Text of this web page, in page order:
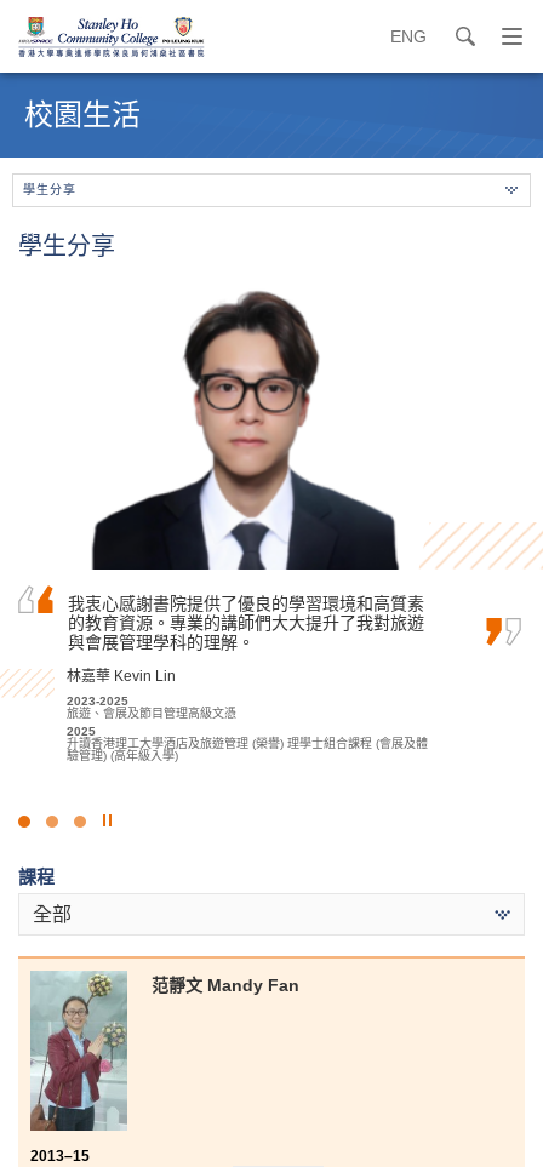
ENG search
打
開
始
校園生活
學生分享
學生分享
我衷心感謝書院提供了優良的學習環境和高質素
的教育資源。專業的講師們大大提升了我對旅遊
與會展管理學科的理解。
林嘉華 Kevin Lin
2023-2025
旅遊、會展及節目管理高級文憑
2025
升讀香港理工大學酒店及旅遊管理 (榮譽) 理學士組合課程 (會展及體
驗管理) (高年級入學)
在學期間，我修讀了雲端運算、程式設計和資料
庫相關的課程。透過實習，我有了親身學習的機
會，令我進步了很多。我甚至在實習中嘗試了運
謝德仁 Bryan Tse
2022-2024
應用智能科技高級文憑
2024
升讀香港大學工學學士 (計算機科學)
在書院兩年學習期間，我獲得了醫療及保健領域
的基礎知識。除了基礎課堂學習外，我們亦有許
多實踐機會，加上不同的課堂實驗，幫助我裝備
我未來的學業或職業生涯都起著關鍵作用。
何日喬 Ho Yat Kiu
2023-2025
醫療及保健產品管理高級文憑
點
燈
片
課程
全部
范靜文 Mandy Fan
2013–15